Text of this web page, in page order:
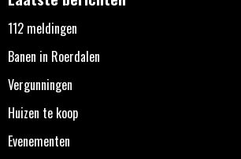
112 meldingen
Banen in Roerdalen
Vergunningen
Huizen te koop
Evenementen